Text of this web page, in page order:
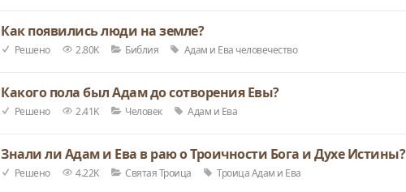
Как появились люди на земле?
Решено 2.80K Библия Адам и Ева человечество
Какого пола был Адам до сотворения Евы?
Решено 2.41K Человек Адам и Ева
Знали ли Адам и Ева в раю о Троичности Бога и Духе Истины?
Решено 4.22K Святая Троица ТроицаАдам и Ева